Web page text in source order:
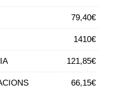
79,40€
1410€
121,85€
66,15€